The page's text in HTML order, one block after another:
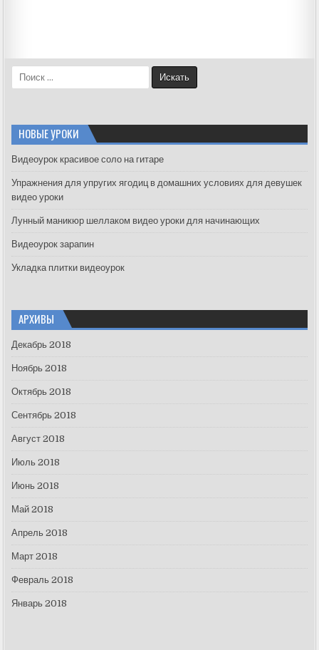
e
h
f
r
:
НОВЫЕ УРОКИ
Видеоурок красивое соло на гитаре
Упражнения для упругих ягодиц в домашних условиях для девушек
видео уроки
Лунный маникюр шеллаком видео уроки для начинающих
Видеоурок зарапин
Укладка плитки видеоурок
АРХИВЫ
Декабрь 2018
Ноябрь 2018
Октябрь 2018
Сентябрь 2018
Август 2018
Июль 2018
Июнь 2018
Май 2018
Апрель 2018
Март 2018
Февраль 2018
Январь 2018